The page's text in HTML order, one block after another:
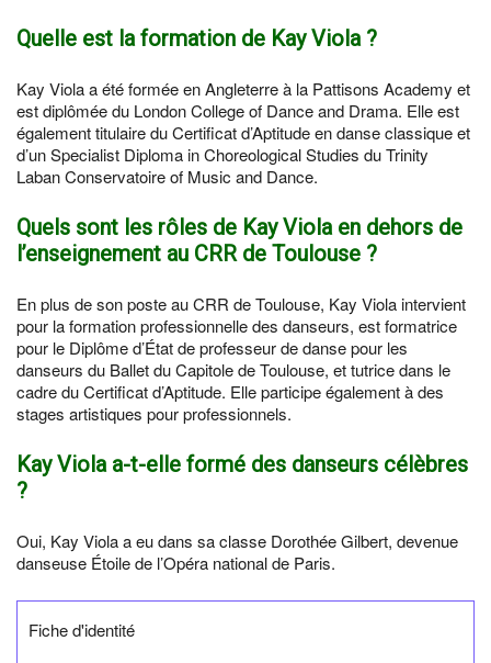
Quelle est la formation de Kay Viola ?
Kay Viola a été formée en Angleterre à la Pattisons Academy et
est diplômée du London College of Dance and Drama. Elle est
également titulaire du Certificat d’Aptitude en danse classique et
d’un Specialist Diploma in Choreological Studies du Trinity
Laban Conservatoire of Music and Dance.
Quels sont les rôles de Kay Viola en dehors de
l’enseignement au CRR de Toulouse ?
En plus de son poste au CRR de Toulouse, Kay Viola intervient
pour la formation professionnelle des danseurs, est formatrice
pour le Diplôme d’État de professeur de danse pour les
danseurs du Ballet du Capitole de Toulouse, et tutrice dans le
cadre du Certificat d’Aptitude. Elle participe également à des
stages artistiques pour professionnels.
Kay Viola a-t-elle formé des danseurs célèbres
?
Oui, Kay Viola a eu dans sa classe Dorothée Gilbert, devenue
danseuse Étoile de l’Opéra national de Paris.
Fiche d'identité